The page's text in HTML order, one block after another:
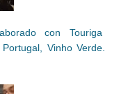
con Touriga
Vinho Verde.